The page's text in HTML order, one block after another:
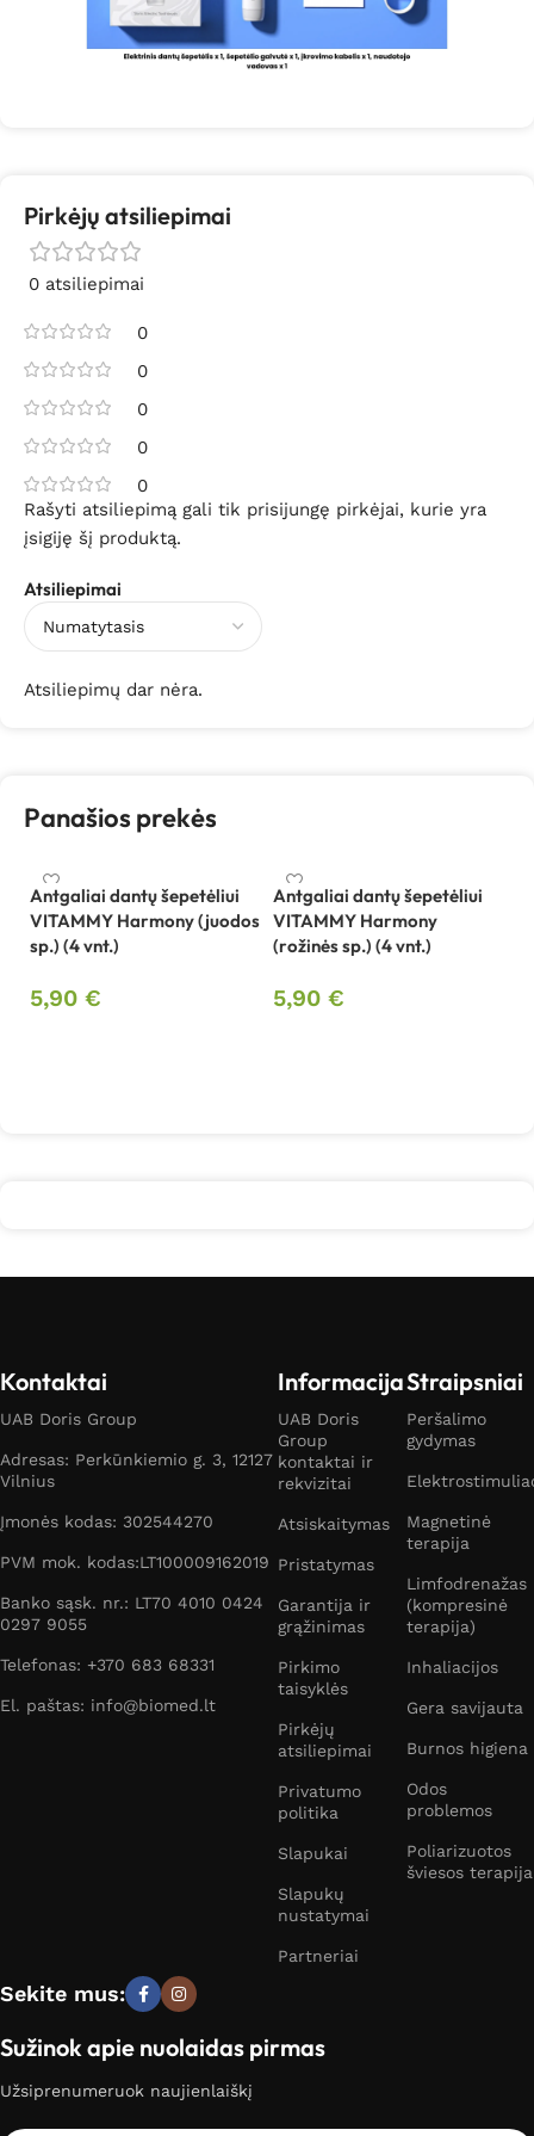
Pirkėjų atsiliepimai
0 atsiliepimai
0
0
0
0
0
Atsiliepimai
Atsiliepimų dar nėra.
Rašyti atsiliepimą gali tik prisijungę pirkėjai, kurie yra
įsigiję šį produktą.
Panašios prekės
Antgaliai dantų šepetėliui
VITAMMY Harmony (juodos
sp.) (4 vnt.)
5,90 €
Antgaliai dantų šepetėliui
VITAMMY Harmony
(rožinės sp.) (4 vnt.)
5,90 €
Kontaktai
UAB Doris Group
Adresas: Perkūnkiemio g. 3, 12127
Vilnius
Įmonės kodas: 302544270
PVM mok. kodas:LT100009162019
Banko sąsk. nr.: LT70 4010 0424
0297 9055
Telefonas: +370 683 68331
El. paštas: info@biomed.lt
Informacija
UAB Doris
Group
kontaktai ir
rekvizitai
Atsiskaitymas
Pristatymas
Garantija ir
grąžinimas
Pirkimo
taisyklės
Pirkėjų
atsiliepimai
Privatumo
politika
Slapukai
Slapukų
nustatymai
Partneriai
Straipsniai
Peršalimo
gydymas
Magnetinė
terapija
Limfodrenažas
(kompresinė
terapija)
Inhaliacijos
Gera savijauta
Burnos higiena
Odos
problemos
Poliarizuotos
šviesos terapija
Sekite mus:
Sužinok apie nuolaidas pirmas
Užsiprenumeruok naujienlaiškį